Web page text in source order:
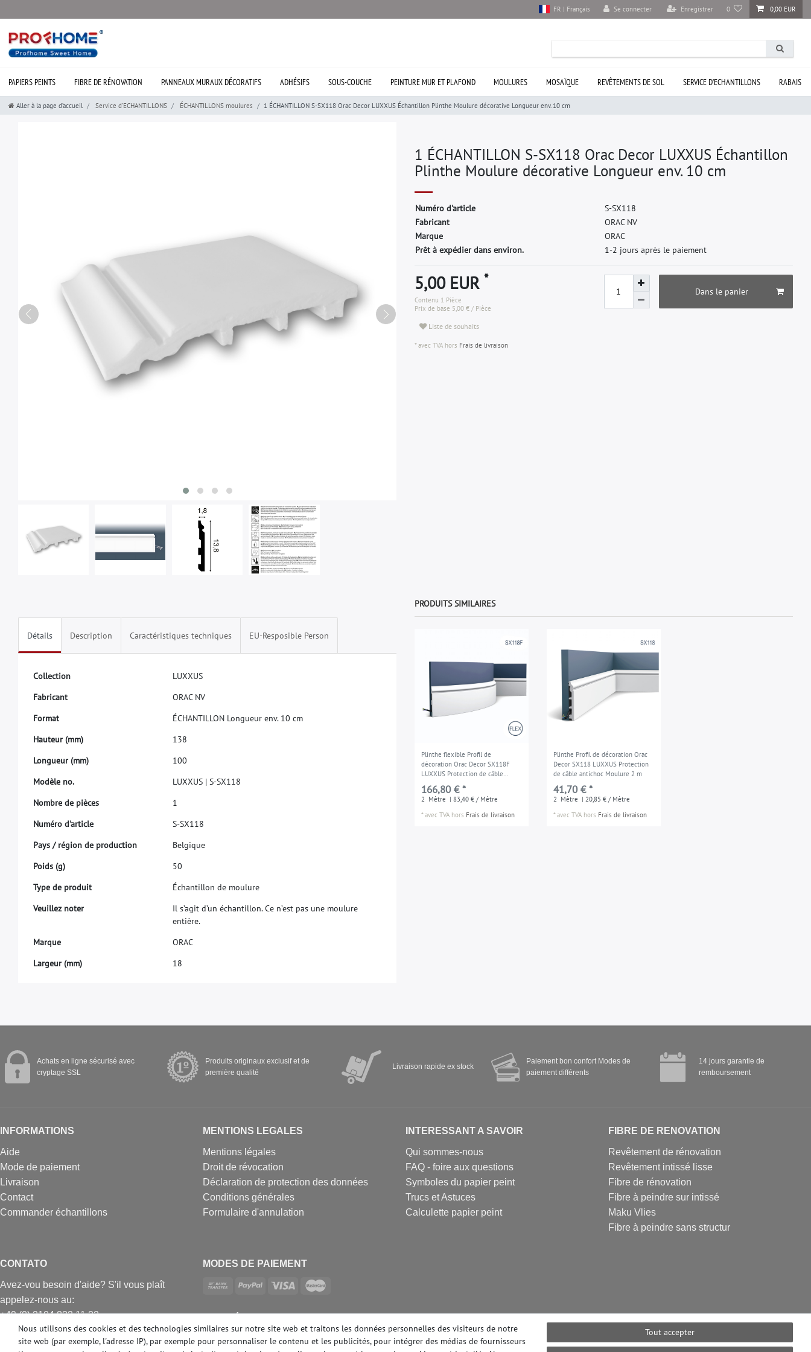
Se connecter Enregistrer 0 0,00 EUR
FR | Français
PAPIERS PEINTS FIBRE DE RÉNOVATION PANNEAUX MURAUX DÉCORATIFS ADHÉSIFS SOUS-COUCHE PEINTURE MUR ET PLAFOND MOULURES MOSAÏQUE REVÊTEMENTS DE SOL SERVICE D’ECHANTILLONS RABAIS
Aller à la page d’accueil Service d’ECHANTILLONS ÉCHANTILLONS moulures 1 ÉCHANTILLON S-SX118 Orac Decor LUXXUS Échantillon Plinthe Moulure décorative Longueur env. 10 cm
1 ÉCHANTILLON S-SX118 Orac Decor LUXXUS Échantillon
Plinthe Moulure décorative Longueur env. 10 cm
Numéro d'article S-SX118
Fabricant ORAC NV
Marque ORAC
Prêt à expédier dans environ.
1-2 jours après le paiement
5,00 EUR *
Contenu 1 Pièce
Prix de base 5,00 € / Pièce
Dans le panier
Liste de souhaits
* avec TVA hors Frais de livraison
Détails Description Caractéristiques techniques EU-Resposible Person
Collection LUXXUS
Fabricant ORAC NV
Format ÉCHANTILLON Longueur env. 10 cm
Hauteur (mm) 138
Longueur (mm) 100
Modèle no. LUXXUS | S-SX118
Nombre de pièces
1
Numéro d'article S-SX118
Pays / région de production Belgique
Poids (g) 50
Type de produit Échantillon de moulure
Veuillez noter Il s’agit d’un échantillon. Ce n’est pas une moulure
entière.
Marque ORAC
Largeur (mm) 18
PRODUITS SIMILAIRES
Plinthe flexible Profil de
décoration Orac Decor SX118F
LUXXUS Protection de câble
antichoc Moulure 2 m
166,80 € *
2 Mètre | 83,40 € / Mètre
*avec TVA hors Frais de livraison
Plinthe Profil de décoration Orac
Decor SX118 LUXXUS Protection
de câble antichoc Moulure 2 m
41,70 € *
2 Mètre | 20,85 € / Mètre
*avec TVA hors Frais de livraison
Achats en ligne sécurisé avec
cryptage SSL
Produits originaux exclusif et de
première qualité
Livraison rapide ex stock
Paiement bon confort Modes de
paiement différents
14 jours garantie de
remboursement
INFORMATIONS
Aide
Mode de paiement
Livraison
Contact
Commander échantillons
MENTIONS LEGALES
Mentions légales
Droit de révocation
Déclaration de protection des données
Conditions générales
Formulaire d'annulation
INTERESSANT A SAVOIR
Qui sommes-nous
FAQ - foire aux questions
Symboles du papier peint
Trucs et Astuces
Calculette papier peint
FIBRE DE RENOVATION
Revêtement de rénovation
Revêtement intissé lisse
Fibre de rénovation
Fibre à peindre sur intissé
Maku Vlies
Fibre à peindre sans structur
CONTATO
Avez-vou besoin d'aide? S'il vous plaît
appelez-nous au:
+49 (0) 2104 833 11 22
Heures d'ouverture du centre d'appels du
lundi au vendredi de
MODES DE PAIEMENT
Nous utilisons des cookies et des technologies similaires sur notre site web et traitons les données personnelles des visiteurs de notre
site web (par exemple, l'adresse IP), par exemple pour personnaliser le contenu et les publicités, pour intégrer des médias de fournisseurs
Tout accepter